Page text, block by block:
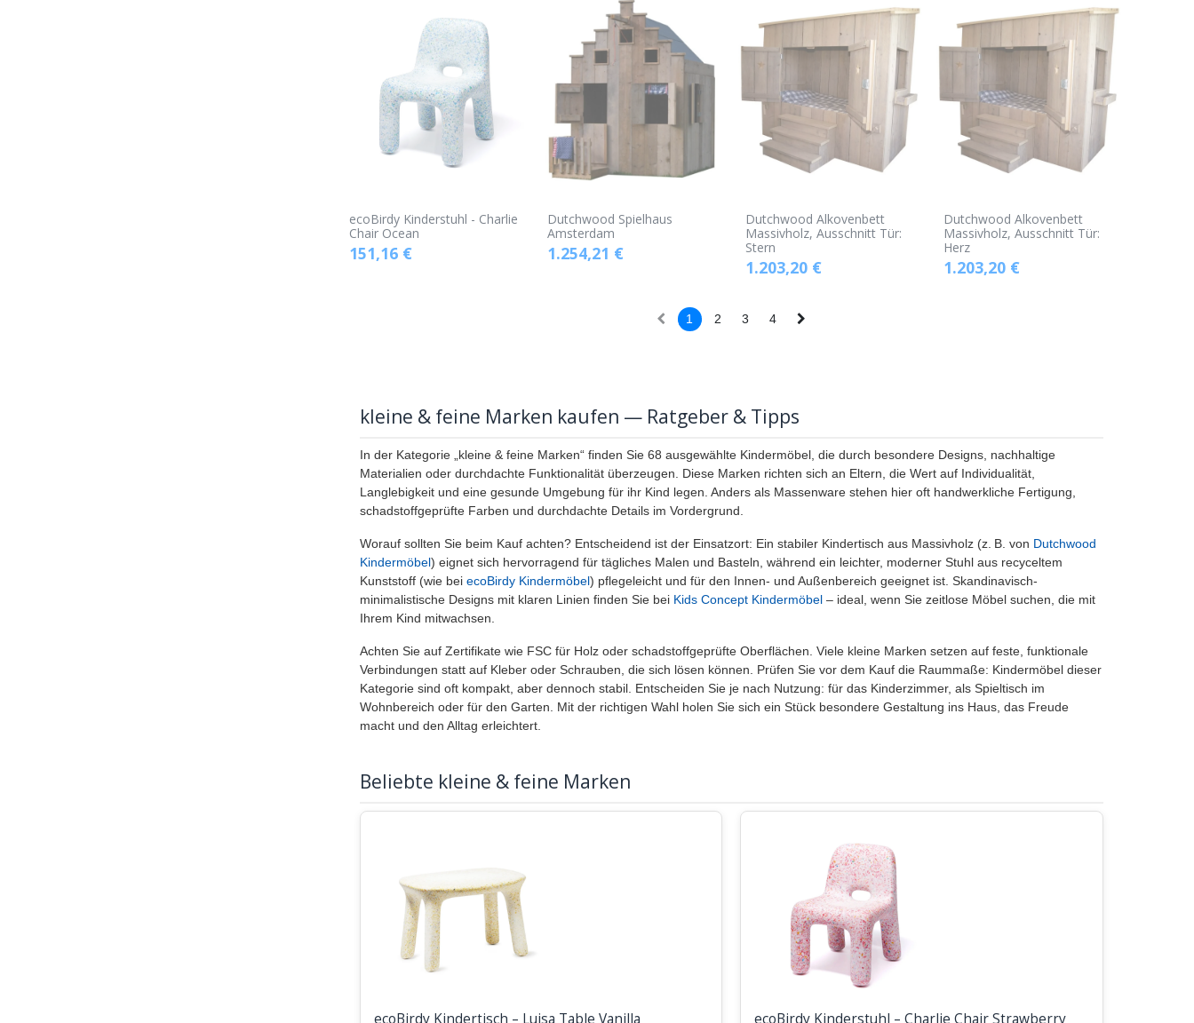
ecoBirdy Kinderstuhl - Charlie
Chair Ocean
151,16€
Dutchwood Spielhaus
Amsterdam
1.254,21 €
Dutchwood Alkovenbett
Massivholz, Ausschnitt Tür:
Stern
1.203,20 €
Dutchwood Alkovenbett
Massivholz, Ausschnitt Tür:
Herz
1.203,20 €
1 2 3 4
kleine & feine Marken kaufen — Ratgeber & Tipps
In der Kategorie „kleine & feine Marken“ finden Sie 68 ausgewählte Kindermöbel, die durch besondere Designs, nachhaltige
Materialien oder durchdachte Funktionalität überzeugen. Diese Marken richten sich an Eltern, die Wert auf Individualität,
Langlebigkeit und eine gesunde Umgebung für ihr Kind legen. Anders als Massenware stehen hier oft handwerkliche Fertigung,
schadstoffgeprüfte Farben und durchdachte Details im Vordergrund.
Worauf sollten Sie beim Kauf achten? Entscheidend ist der Einsatzort: Ein stabiler Kindertisch aus Massivholz (z. B. von Dutchwood
Kindermöbel) eignet sich hervorragend für tägliches Malen und Basteln, während ein leichter, moderner Stuhl aus recyceltem
Kunststoff (wie bei ecoBirdy Kindermöbel) pflegeleicht und für den Innen- und Außenbereich geeignet ist. Skandinavisch-
minimalistische Designs mit klaren Linien finden Sie bei Kids Concept Kindermöbel– ideal, wenn Sie zeitlose Möbel suchen, die mit
Ihrem Kind mitwachsen.
Achten Sie auf Zertifikate wie FSC für Holz oder schadstoffgeprüfte Oberflächen. Viele kleine Marken setzen auf feste, funktionale
Verbindungen statt auf Kleber oder Schrauben, die sich lösen können. Prüfen Sie vor dem Kauf die Raummaße: Kindermöbel dieser
Kategorie sind oft kompakt, aber dennoch stabil. Entscheiden Sie je nach Nutzung: für das Kinderzimmer, als Spieltisch im
Wohnbereich oder für den Garten. Mit der richtigen Wahl holen Sie sich ein Stück besondere Gestaltung ins Haus, das Freude
macht und den Alltag erleichtert.
Beliebte kleine & feine Marken
ecoBirdy Kindertisch – Luisa Table Vanilla ecoBirdy Kinderstuhl – Charlie Chair Strawberry